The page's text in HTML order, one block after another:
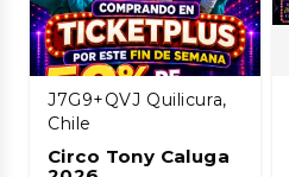
J7G9+QVJ Quilicura,
Chile
Circo Tony Caluga